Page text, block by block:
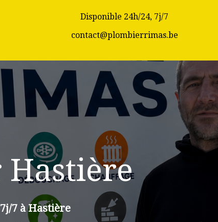
Disponible 24h/24, 7j/7
contact@plombierrimas.be
7 à Hastière